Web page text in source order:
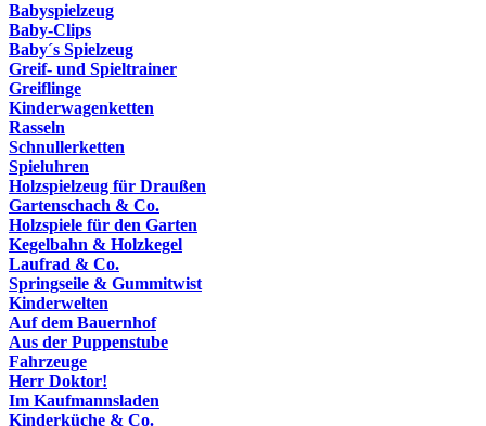
Babyspielzeug
Baby-Clips
Baby´s Spielzeug
Greif- und Spieltrainer
Greiflinge
Kinderwagenketten
Rasseln
Schnullerketten
Spieluhren
Holzspielzeug für Draußen
Gartenschach & Co.
Holzspiele für den Garten
Kegelbahn & Holzkegel
Laufrad & Co.
Springseile & Gummitwist
Kinderwelten
Auf dem Bauernhof
Aus der Puppenstube
Fahrzeuge
Herr Doktor!
Im Kaufmannsladen
Kinderküche & Co.